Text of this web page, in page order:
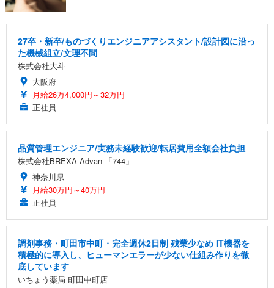
27卒・新卒/ものづくりエンジニアアシスタント/設計図に沿っ
た機械組立/文理不問
株式会社大斗
大阪府
月給26万4,000円～32万円
正社員
品質管理エンジニア/実務未経験歓迎/転居費用全額会社負担
株式会社BREXA Advan 「744」
神奈川県
月給30万円～40万円
正社員
調剤事務・町田市中町・完全週休2日制 残業少なめ IT機器を
積極的に導入し、ヒューマンエラーが少ない仕組み作りを徹
底しています
いちょう薬局 町田中町店